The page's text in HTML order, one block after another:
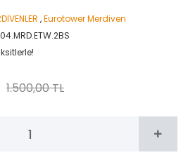
,Eurotower Merdiven
1.500,00 TL